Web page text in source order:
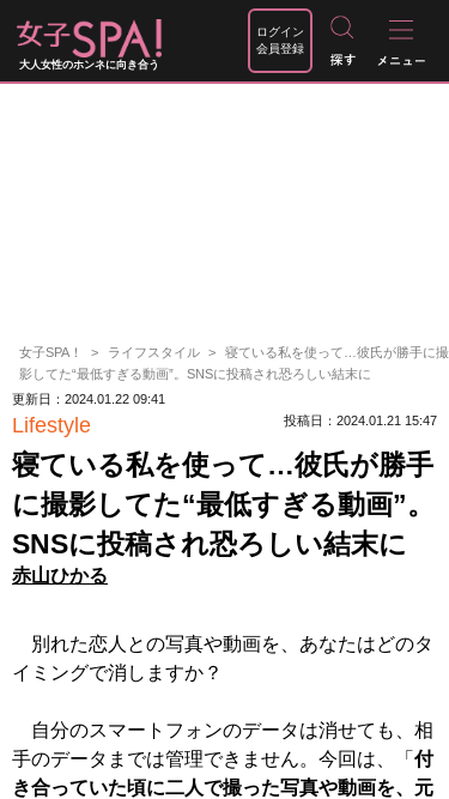
大人女性のホンネに向き合う
ログイン
会員登録
女子SPA！ ライフスタイル
寝ている私を使って…彼氏が勝手に撮
影してた“最低すぎる動画”。SNSに投稿され恐ろしい結末に
更新日：2024.01.22 09:41
Lifestyle 投稿日：2024.01.21 15:47
寝ている私を使って…彼氏が勝手
に撮影してた“最低すぎる動画”。
SNSに投稿され恐ろしい結末に
赤山ひかる
別れた恋人との写真や動画を、あなたはどのタ
イミングで消しますか？
自分のスマートフォンのデータは消せても、相
手のデータまでは管理できません。今回は、「 付
き合っていた頃に二人で撮った写真や動画を、元